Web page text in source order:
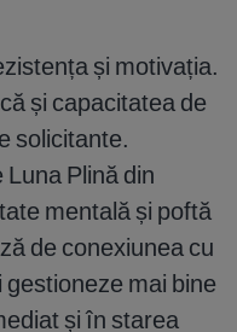
și motivația.
și capacitatea de
solicitante.
Plină din
mentală și poftă
de conexiunea cu
mai bine
și în starea